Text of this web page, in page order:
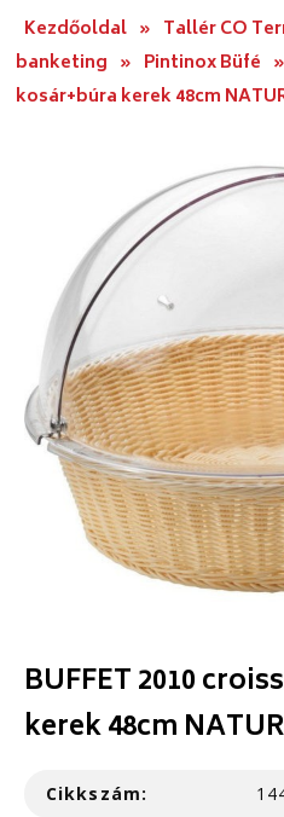
Kezdőoldal » Tallér CO
banketing » Pintinox Büfé »
kosár+búra kerek 48cm
BUFFET 2010
kerek 48cm NATUR
Cikkszám: